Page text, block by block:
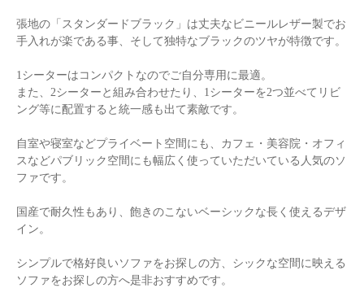
張地の「スタンダードブラック」は丈夫なビニールレザー製でお
手入れが楽である事、そして独特なブラックのツヤが特徴です。
1シーターはコンパクトなのでご自分専用に最適。
また、2シーターと組み合わせたり、1シーターを2つ並べてリビ
ング等に配置すると統一感も出て素敵です。
自室や寝室などプライベート空間にも、カフェ・美容院・オフィ
スなどパブリック空間にも幅広く使っていただいている人気のソ
ファです。
国産で耐久性もあり、飽きのこないベーシックな長く使えるデザ
イン。
シンプルで格好良いソファをお探しの方、シックな空間に映える
ソファをお探しの方へ是非おすすめです。